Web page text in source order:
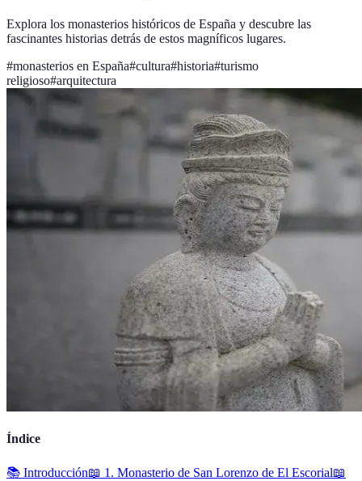
Explora los monasterios históricos de España y descubre las
fascinantes historias detrás de estos magníficos lugares.
#monasterios en España#cultura#historia#turismo
religioso#arquitectura
Índice
📚 Introducción📖 1. Monasterio de San Lorenzo de El Escorial📖